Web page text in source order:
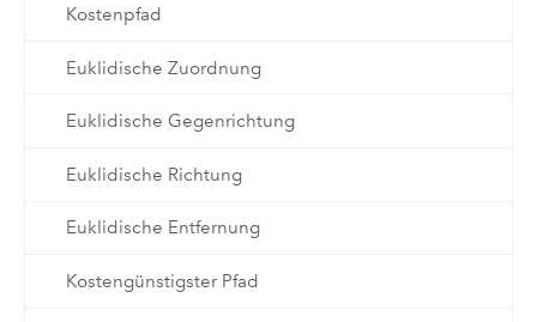
Kostenpfad
Euklidische Zuordnung
Euklidische Gegenrichtung
Euklidische Richtung
Euklidische Entfernung
Kostengünstigster Pfad